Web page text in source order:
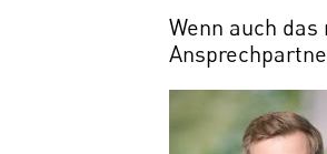
Wenn auch